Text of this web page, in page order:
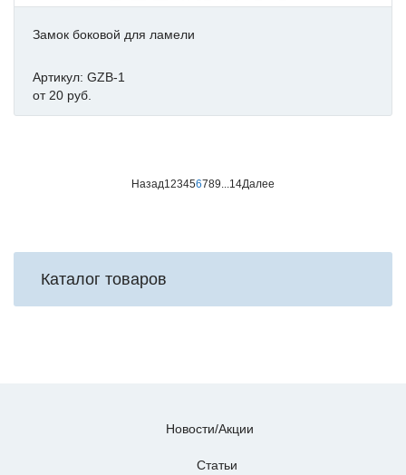
Замок боковой для ламели
Артикул: GZB-1
от 20 руб.
Назад123456789...14Далее
Каталог товаров
Новости/Акции
Статьи